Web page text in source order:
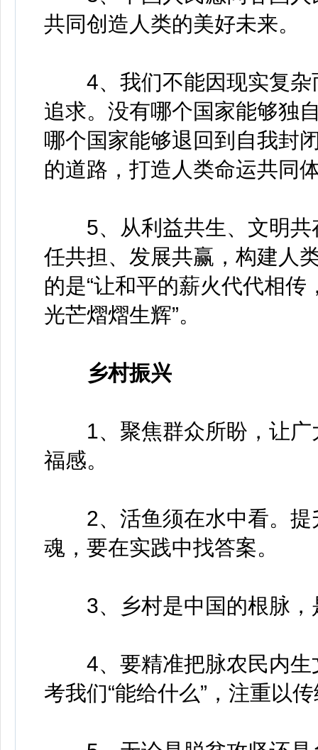
共同创造人类的美好未来。
4、我们不能因现实复杂
追求。没有哪个国家能够独
哪个国家能够退回到自我封
的道路，打造人类命运共同
5、从利益共生、文明共
任共担、发展共赢，构建人
的是“让和平的薪火代代相
光芒熠熠生辉”。
乡村振兴
1、聚焦群众所盼，让广
福感。
2、活鱼须在水中看。提
魂，要在实践中找答案。
3、乡村是中国的根脉，
4、要精准把脉农民内生
考我们“能给什么”，注重以